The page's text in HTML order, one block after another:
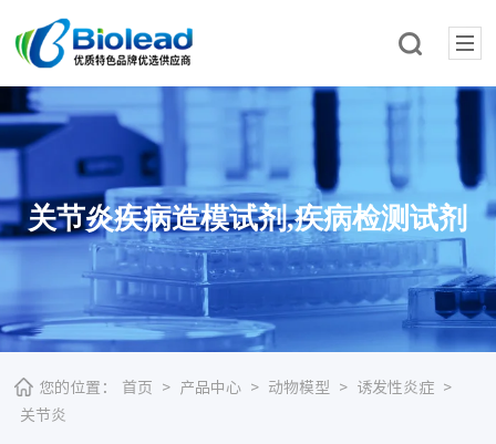
关节炎疾病造模试剂,疾病检测试剂
您的位置： 首页 > 产品中心 > 动物模型 > 诱发性炎症
>
关节炎